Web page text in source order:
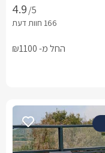
/5
החל מ- ₪1100